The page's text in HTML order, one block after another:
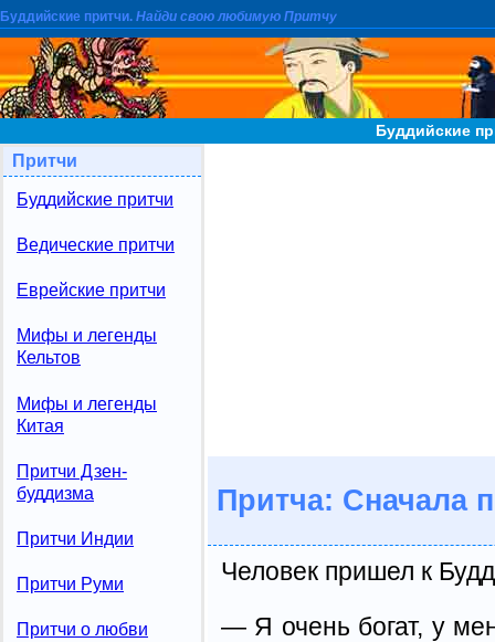
Буддийские притчи. Найди свою любимую Притчу
Буддийские
Притчи
Буддийские притчи
Ведические притчи
Еврейские притчи
Мифы и легенды
Кельтов
Мифы и легенды
Китая
Притчи Дзен-
буддизма
Притчи Индии
Притчи Руми
Притчи о любви
Притча: Сначала
Человек пришел к
— Я очень богат, у